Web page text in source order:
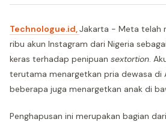
Technologue.id,Jakarta - Meta telah
ribu akun Instagram dari Nigeria
keras terhadap penipuan sextortion.
terutama menargetkan pria dewasa di
beberapa juga menargetkan anak di
Penghapusan ini merupakan bagian